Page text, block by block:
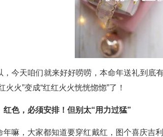
，今天咱们就来好好唠唠，本命年送礼到底
火火”变成“红红火火恍恍惚惚”了！
红色，必须安排！但别太“用力过猛”
年嘛，大家都知道要穿红戴红，图个喜庆吉